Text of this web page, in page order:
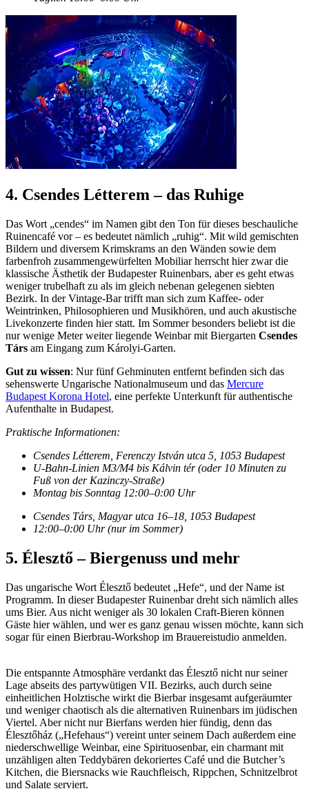
4. Csendes Létterem – das Ruhige
Das Wort „cendes“ im Namen gibt den Ton für dieses beschauliche
Ruinencafé vor – es bedeutet nämlich „ruhig“. Mit wild gemischten
Bildern und diversem Krimskrams an den Wänden sowie dem
farbenfroh zusammengewürfelten Mobiliar herrscht hier zwar die
klassische Ästhetik der Budapester Ruinenbars, aber es geht etwas
weniger trubelhaft zu als im gleich nebenan gelegenen siebten
Bezirk. In der Vintage-Bar trifft man sich zum Kaffee- oder
Weintrinken, Philosophieren und Musikhören, und auch akustische
Livekonzerte finden hier statt. Im Sommer besonders beliebt ist die
nur wenige Meter weiter liegende Weinbar mit Biergarten Csendes
Társ am Eingang zum Károlyi-Garten.
Gut zu wissen: Nur fünf Gehminuten entfernt befinden sich das
sehenswerte Ungarische Nationalmuseum und das Mercure
Budapest Korona Hotel, eine perfekte Unterkunft für authentische
Aufenthalte in Budapest.
Praktische Informationen:
Csendes Létterem, Ferenczy István utca 5, 1053 Budapest
U-Bahn-Linien M3/M4 bis Kálvin tér (oder 10 Minuten zu
Fuß von der Kazinczy-Straße)
Montag bis Sonntag 12:00–0:00 Uhr
Csendes Társ, Magyar utca 16–18, 1053 Budapest
12:00–0:00 Uhr (nur im Sommer)
5. Élesztő – Biergenuss und mehr
Das ungarische Wort Élesztő bedeutet „Hefe“, und der Name ist
Programm. In dieser Budapester Ruinenbar dreht sich nämlich alles
ums Bier. Aus nicht weniger als 30 lokalen Craft-Bieren können
Gäste hier wählen, und wer es ganz genau wissen möchte, kann sich
sogar für einen Bierbrau-Workshop im Brauereistudio anmelden.
Die entspannte Atmosphäre verdankt das Élesztő nicht nur seiner
Lage abseits des partywütigen VII. Bezirks, auch durch seine
einheitlichen Holztische wirkt die Bierbar insgesamt aufgeräumter
und weniger chaotisch als die alternativen Ruinenbars im jüdischen
Viertel. Aber nicht nur Bierfans werden hier fündig, denn das
Élesztőház („Hefehaus“) vereint unter seinem Dach außerdem eine
niederschwellige Weinbar, eine Spirituosenbar, ein charmant mit
unzähligen alten Teddybären dekoriertes Café und die Butcher’s
Kitchen, die Biersnacks wie Rauchfleisch, Rippchen, Schnitzelbrot
und Salate serviert.